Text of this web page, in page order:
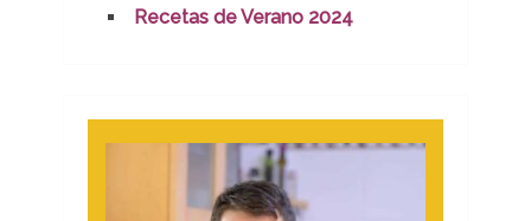
Recetas de Verano 2024